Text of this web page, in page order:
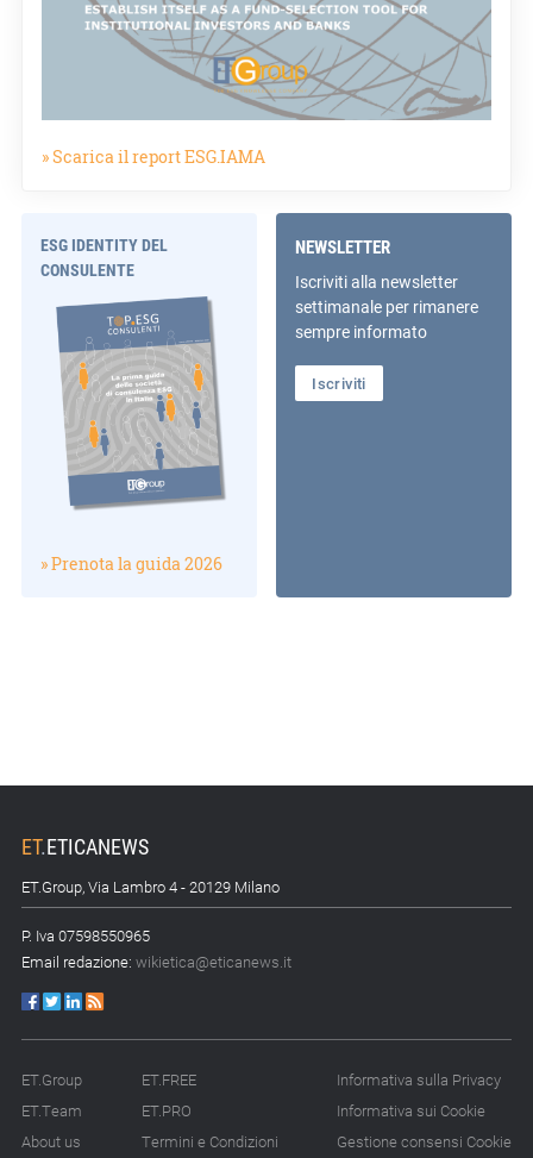
» Scarica il report ESG.IAMA
ESG IDENTITY DEL
CONSULENTE
» Prenota la guida 2026
NEWSLETTER
Iscriviti alla newsletter
settimanale per rimanere
sempre informato
Iscriviti
ET.ETICANEWS
ET.Group, Via Lambro 4 - 20129 Milano
P. Iva 07598550965
Email redazione: wikietica@eticanews.it
ET.Group
ET.Team
About us
ET.FREE
ET.PRO
Termini e Condizioni
Informativa sulla Privacy
Informativa sui Cookie
Gestione consensi Cookie